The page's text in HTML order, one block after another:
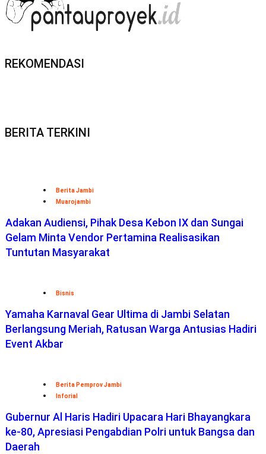
REKOMENDASI
BERITA TERKINI
Berita Jambi
Muarojambi
Adakan Audiensi, Pihak Desa Kebon IX dan Sungai
Gelam Minta Vendor Pertamina Realisasikan
Tuntutan Masyarakat
Bisnis
Yamaha Karnaval Gear Ultima di Jambi Selatan
Berlangsung Meriah, Ratusan Warga Antusias Hadiri
Event Akbar
Berita Pemprov Jambi
Inforial
Gubernur Al Haris Hadiri Upacara Hari Bhayangkara
ke-80, Apresiasi Pengabdian Polri untuk Bangsa dan
Daerah